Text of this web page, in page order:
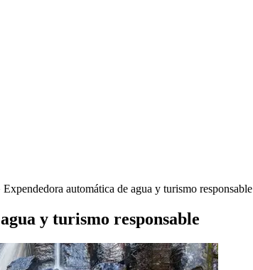
Expendedora automática de agua y turismo responsable
y turismo responsable